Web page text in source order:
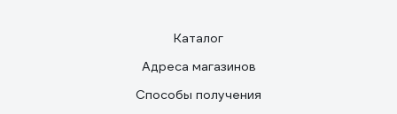
Каталог
Адреса магазинов
Способы получения